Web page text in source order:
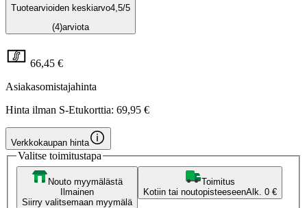
Tuotearvioiden keskiarvo4,5/5
(4)arviota
66,45 €
Asiakasomistajahinta
Hinta ilman S-Etukorttia: 69,95 €
Verkkokaupan hinta
Valitse toimitustapa
Nouto myymälästä
Ilmainen
Siirry valitsemaan myymälä
Toimitus
Kotiin tai noutopisteeseenAlk. 0 €